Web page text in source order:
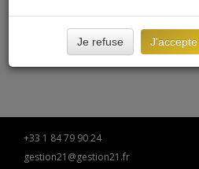
+33 1 84 79 90 24
gestion21@gestion21.fr
Je refuse J'accepte